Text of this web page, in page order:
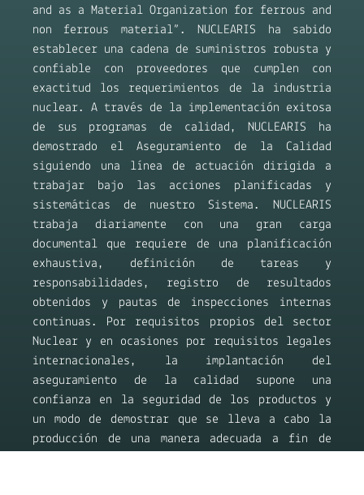
and as a Material Organization for ferrous and
non ferrous material”. NUCLEARIS ha sabido
establecer una cadena de suministros robusta y
confiable con proveedores que cumplen con
exactitud los requerimientos de la industria
nuclear. A través de la implementación exitosa
de sus programas de calidad, NUCLEARIS ha
demostrado el Aseguramiento de la Calidad
siguiendo una línea de actuación dirigida a
trabajar bajo las acciones planificadas y
sistemáticas de nuestro Sistema. NUCLEARIS
trabaja diariamente con una gran carga
documental que requiere de una planificación
exhaustiva, definición de tareas y
responsabilidades, registro de resultados
obtenidos y pautas de inspecciones internas
continuas. Por requisitos propios del sector
Nuclear y en ocasiones por requisitos legales
internacionales, la implantación del
aseguramiento de la calidad supone una
confianza en la seguridad de los productos y
un modo de demostrar que se lleva a cabo la
producción de una manera adecuada a fin de